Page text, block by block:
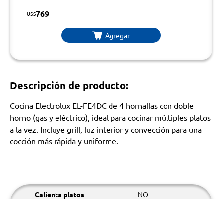
U$S769
Agregar
Descripción de producto:
Cocina Electrolux EL-FE4DC de 4 hornallas con doble
horno (gas y eléctrico), ideal para cocinar múltiples platos
a la vez. Incluye grill, luz interior y convección para una
cocción más rápida y uniforme.
Calienta platos NO